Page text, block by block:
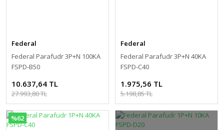
Federal
Federal Parafudr 3P+N 100KA
FSPD-B50
10.637,64 TL
27.993,80 TL
Federal
Federal Parafudr 3P+N 40KA
FSPD-C40
1.975,56 TL
5.198,85 TL
%62